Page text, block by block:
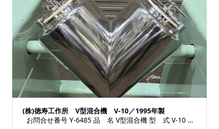
(株)徳寿工作所 V型混合機 V-10／1995年製
お問合せ番号 Y-6485 品 名 V型混合機 型 式 V-10 種 類 食品加工機器...